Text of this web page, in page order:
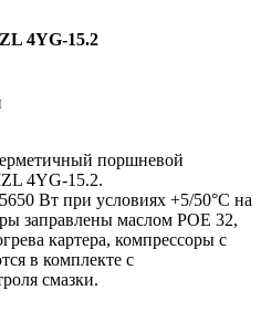
4YG-15.2
поршневой
4YG-15.2.
Вт при условиях +5/50°C на
заправлены маслом POE 32,
картера, компрессоры с
в комплекте с
смазки.